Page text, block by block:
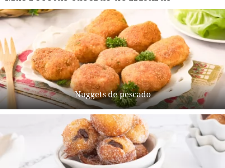
Nuggets de pescado